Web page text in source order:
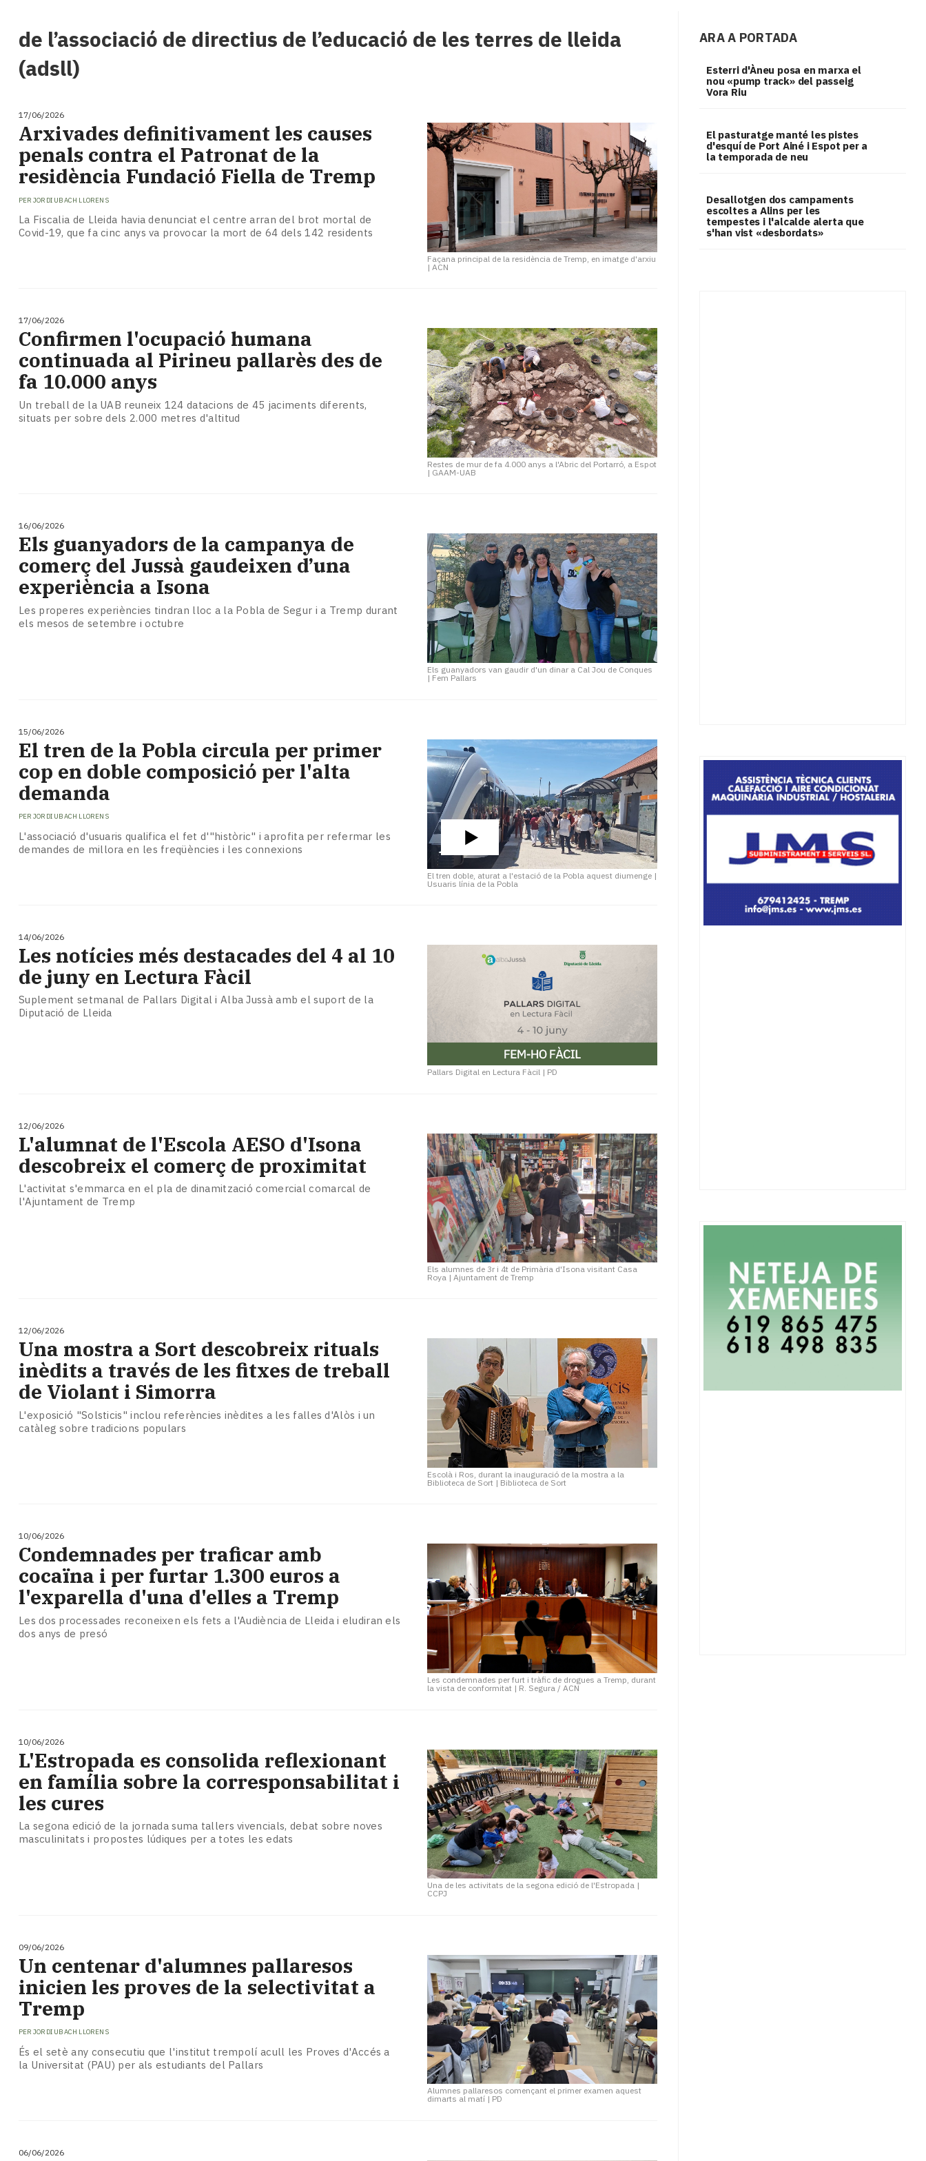
Cultura
Esports
Mai
i
mitjans
El
temps
Reportatges
Entrevistes
Enquestes
A
La
newsletter
del
Pallars
Contingut
patrocinat
Lo
de l’associació de directius de l’educació de les terres de lleida
(adsll)
17/06/2026
Façana principal de la residència de Tremp, en imatge d'arxiu
| ACN
Arxivades definitivament les causes
penals contra el Patronat de la
residència Fundació Fiella de Tremp
PER JORDI UBACH LLORENS
​La Fiscalia de Lleida havia denunciat el centre arran del brot mortal de
Covid-19, que fa cinc anys va provocar la mort de 64 dels 142 residents
17/06/2026
Restes de mur de fa 4.000 anys a l'Abric del Portarró, a Espot
| GAAM-UAB
Confirmen l'ocupació humana
continuada al Pirineu pallarès des de
fa 10.000 anys
Un treball de la UAB reuneix 124 datacions de 45 jaciments diferents,
situats per sobre dels 2.000 metres d'altitud
16/06/2026
Els guanyadors van gaudir d'un dinar a Cal Jou de Conques
| Fem Pallars
Els guanyadors de la campanya de
comerç del Jussà gaudeixen d’una
experiència a Isona
Les properes experiències tindran lloc a la Pobla de Segur i a Tremp durant
els mesos de setembre i octubre
15/06/2026
El tren doble, aturat a l'estació de la Pobla aquest diumenge |
Usuaris línia de la Pobla
​El tren de la Pobla circula per primer
cop en doble composició per l'alta
demanda
PER JORDI UBACH LLORENS
L'associació d'usuaris qualifica el fet d'"històric" i aprofita per refermar les
demandes de millora en les freqüències i les connexions
14/06/2026
Pallars Digital en Lectura Fàcil | PD
Les notícies més destacades del 4 al 10
de juny en Lectura Fàcil
Suplement setmanal de Pallars Digital i Alba Jussà amb el suport de la
Diputació de Lleida
12/06/2026
Els alumnes de 3r i 4t de Primària d'Isona visitant Casa
Roya | Ajuntament de Tremp
L'alumnat de l'Escola AESO d'Isona
descobreix el comerç de proximitat
L'activitat s'emmarca en el pla de dinamització comercial comarcal de
l'Ajuntament de Tremp
12/06/2026
Escolà i Ros, durant la inauguració de la mostra a la
Biblioteca de Sort | Biblioteca de Sort
Una mostra a Sort descobreix rituals
inèdits a través de les fitxes de treball
de Violant i Simorra
L'exposició "Solsticis" inclou referències inèdites a les falles d'Alòs i un
catàleg sobre tradicions populars
10/06/2026
Les condemnades per furt i tràfic de drogues a Tremp, durant
la vista de conformitat | R. Segura / ACN
​Condemnades per traficar amb
cocaïna i per furtar 1.300 euros a
l'exparella d'una d'elles a Tremp
Les dos processades reconeixen els fets a l'Audiència de Lleida i eludiran els
dos anys de presó
10/06/2026
Una de les activitats de la segona edició de l'Estropada |
CCPJ
​L'Estropada es consolida reflexionant
en família sobre la corresponsabilitat i
les cures
La segona edició de la jornada suma tallers vivencials, debat sobre noves
masculinitats i propostes lúdiques per a totes les edats
09/06/2026
Alumnes pallaresos començant el primer examen aquest
dimarts al matí | PD
Un centenar d'alumnes pallaresos
inicien les proves de la selectivitat a
Tremp
PER JORDI UBACH LLORENS
És el setè any consecutiu que l'institut trempolí acull les Proves d'Accés a
la Universitat (PAU) per als estudiants del Pallars
06/06/2026
ARA A PORTADA
Esterri d'Àneu posa en marxa el
nou «pump track» del passeig
Vora Riu
El pasturatge manté les pistes
d'esquí de Port Ainé i Espot per a
la temporada de neu
​Desallotgen dos campaments
escoltes a Alins per les
tempestes i l'alcalde alerta que
s'han vist «desbordats»